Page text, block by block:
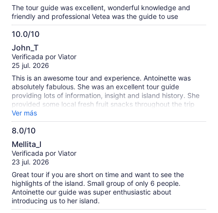
The tour guide was excellent, wonderful knowledge and
friendly and professional Vetea was the guide to use
10.0/10
10.0
de
10
John_T
Verificada por Viator
25 jul. 2026
This is an awesome tour and experience. Antoinette was
absolutely fabulous. She was an excellent tour guide
providing lots of information, insight and island history. She
provided some local fresh fruit snacks throughout the trip
which were absolutely delicious and a treat in themselves.
The whole experience was memorable, funny and delightful.
Antoinette, Thank You for some very delightful memories
forever be in our hearts.
Ver más
8.0/10
8.0
de
10
Mellita_I
Verificada por Viator
23 jul. 2026
Great tour if you are short on time and want to see the
highlights of the island. Small group of only 6 people.
Antoinette our guide was super enthusiastic about
introducing us to her island.